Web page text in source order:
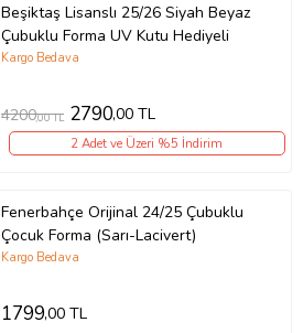
Beşiktaş Lisanslı 25/26 Siyah Beyaz
Çubuklu Forma UV Kutu Hediyeli
Kargo Bedava
4200,00 TL 2790,00 TL
2 Adet ve Üzeri %5 İndirim
Fenerbahçe Orijinal 24/25 Çubuklu
Çocuk Forma (Sarı-Lacivert)
Kargo Bedava
1799,00 TL